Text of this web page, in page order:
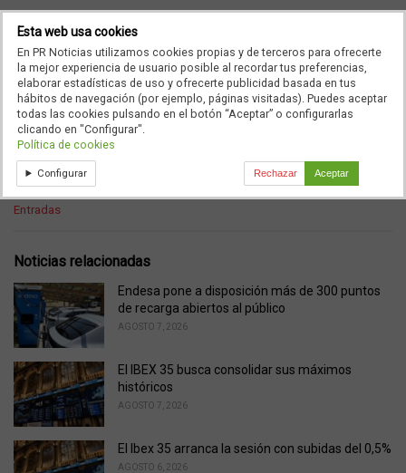
Seguiremos informando…
C
e
o
r
i
:
Entradas
Noticias relacionadas
Endesa pone a disposición más de 300 puntos
de recarga abiertos al público
AGOSTO 7, 2026
El IBEX 35 busca consolidar sus máximos
históricos
AGOSTO 7, 2026
El Ibex 35 arranca la sesión con subidas del 0,5%
AGOSTO 6, 2026
Esta web usa cookies
En PR Noticias utilizamos cookies propias y de terceros para ofrecerte
la mejor experiencia de usuario posible al recordar tus preferencias,
elaborar estadísticas de uso y ofrecerte publicidad basada en tus
hábitos de navegación (por ejemplo, páginas visitadas). Puedes aceptar
todas las cookies pulsando en el botón “Aceptar” o configurarlas
clicando en "Configurar".
Política de cookies
Configurar Rechazar Aceptar